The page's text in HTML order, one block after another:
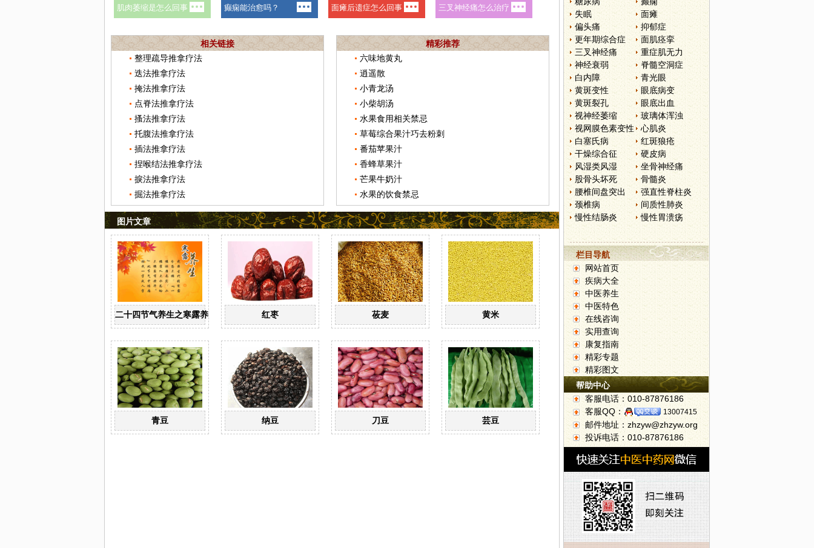
相关链接
整理疏导推拿疗法
迭法推拿疗法
掩法推拿疗法
点脊法推拿疗法
搔法推拿疗法
托腹法推拿疗法
插法推拿疗法
捏喉结法推拿疗法
捩法推拿疗法
掘法推拿疗法
精彩推荐
六味地黄丸
逍遥散
小青龙汤
小柴胡汤
水果食用相关禁忌
草莓综合果汁巧去粉刺
番茄苹果汁
香蜂草果汁
芒果牛奶汁
水果的饮食禁忌
图片文章
二十四节气养生之寒露养生 红枣 莜麦 黄米
青豆 纳豆 刀豆 芸豆
失眠
面瘫
偏头痛
抑郁症
更年期综合症
面肌痉挛
三叉神经痛
重症肌无力
神经衰弱
脊髓空洞症
白内障
青光眼
黄斑变性
眼底病变
黄斑裂孔
眼底出血
视神经萎缩
玻璃体浑浊
视网膜色素变性
心肌炎
白塞氏病
红斑狼疮
干燥综合征
硬皮病
风湿类风湿
坐骨神经痛
股骨头坏死
骨髓炎
腰椎间盘突出
强直性脊柱炎
颈椎病
间质性肺炎
慢性结肠炎
慢性胃溃疡
栏目导航
网站首页
疾病大全
中医养生
中医特色
在线咨询
实用查询
康复指南
精彩专题
精彩图文
帮助中心
客服电话：010-87876186
客服QQ：
13007415
邮件地址：zhzyw@zhzyw.org
投诉电话：010-87876186